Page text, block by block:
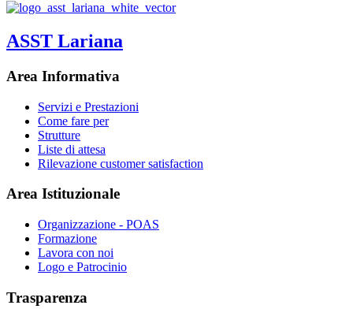
ASST Lariana
Area Informativa
Servizi e Prestazioni
Come fare per
Strutture
Liste di attesa
Rilevazione customer satisfaction
Area Istituzionale
Organizzazione - POAS
Formazione
Lavora con noi
Logo e Patrocinio
Trasparenza